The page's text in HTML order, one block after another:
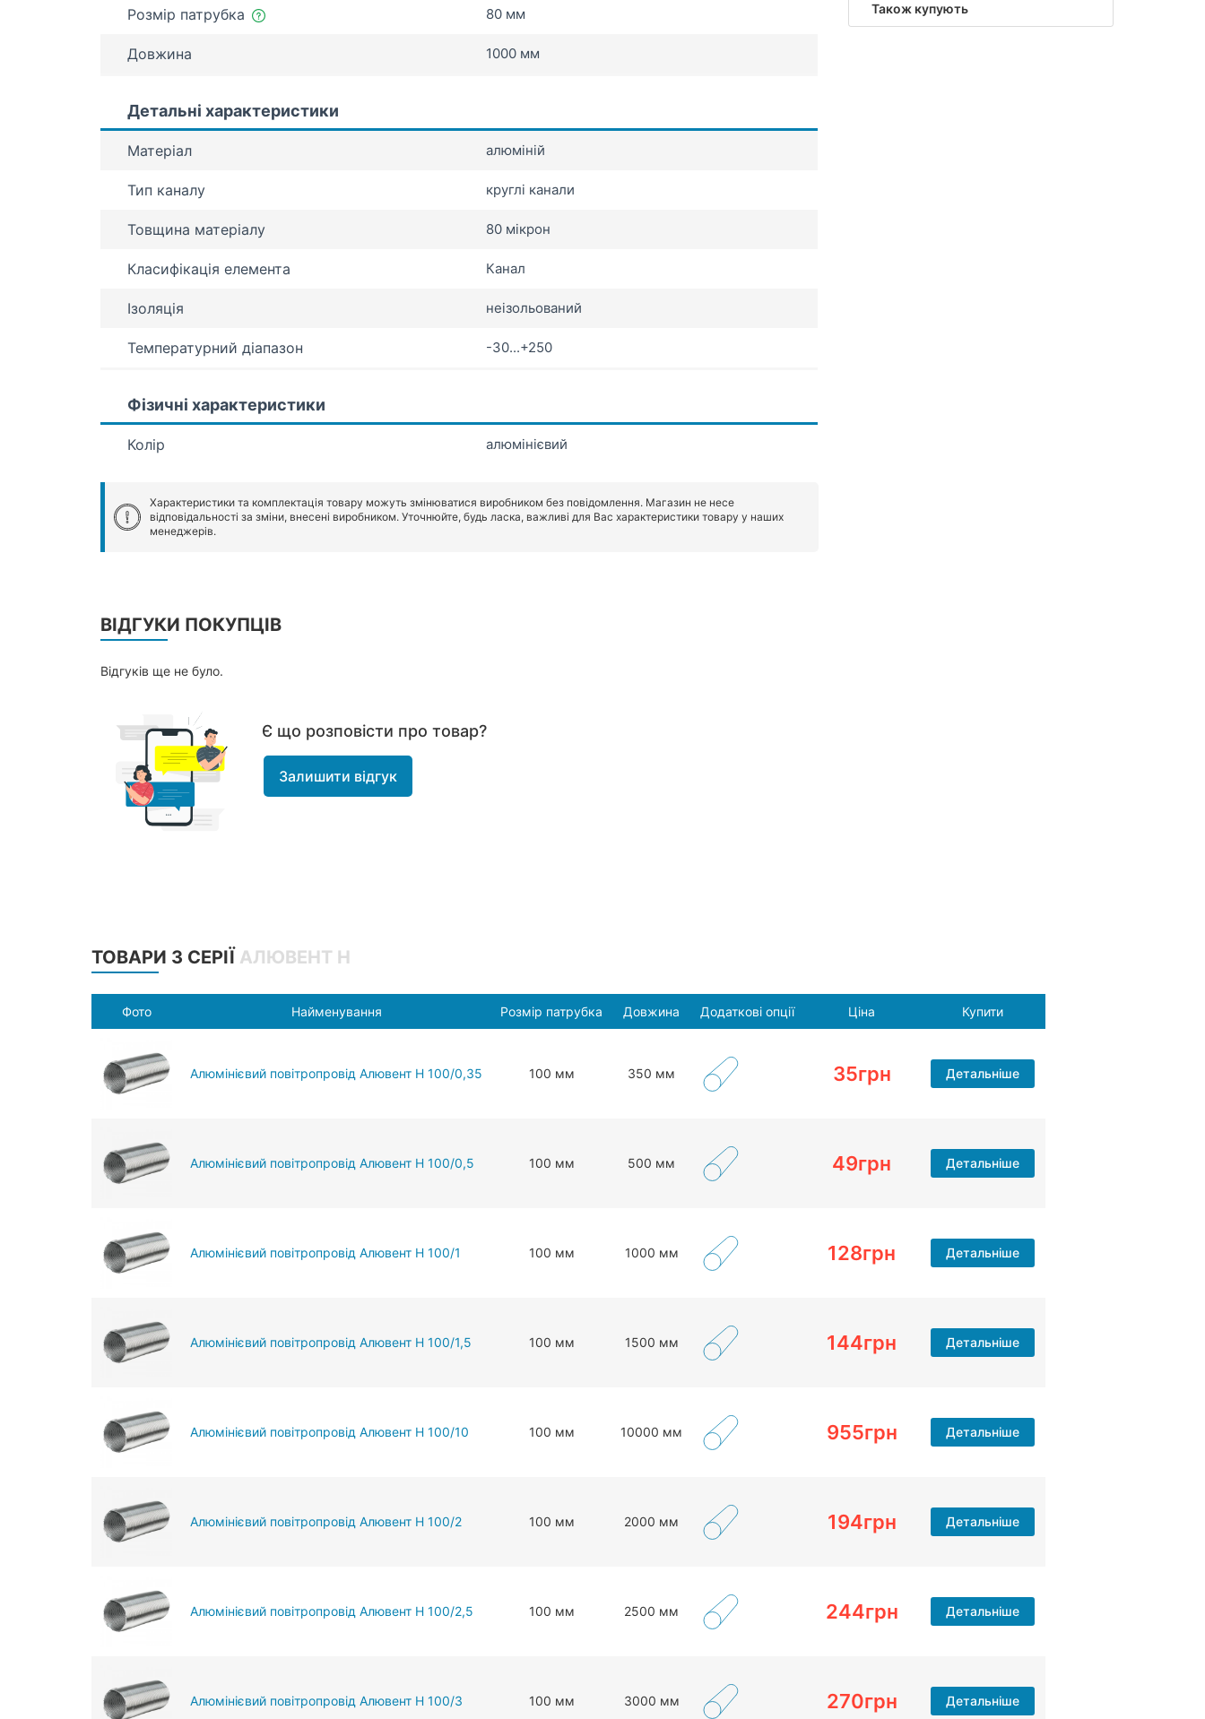
Також купують
Розмір патрубка 80 мм
Довжина 1000 мм
Детальні характеристики
Матеріал алюміній
Тип каналу круглі канали
Товщина матеріалу 80 мікрон
Класифікація елемента Канал
Ізоляція неізольований
Температурний діапазон -30...+250
Фізичні характеристики
Колір алюмінієвий
Характеристики та комплектація товару можуть змінюватися виробником без повідомлення. Магазин не несе
відповідальності за зміни, внесені виробником. Уточнюйте, будь ласка, важливі для Вас характеристики товару у наших
менеджерів.
ВІДГУКИ ПОКУПЦІВ
Відгуків ще не було.
Є що розповісти про товар?
Залишити відгук
ТОВАРИ З СЕРІЇ АЛЮВЕНТ Н
Фото Найменування Розмір патрубка Довжина Додаткові опції Ціна Купити
Алюмінієвий повітропровід Алювент Н 100/0,35 100 мм 350 мм 35грн Детальніше
Алюмінієвий повітропровід Алювент Н 100/0,5 100 мм 500 мм 49грн Детальніше
Алюмінієвий повітропровід Алювент Н 100/1 100 мм 1000 мм 128грн Детальніше
Алюмінієвий повітропровід Алювент Н 100/1,5 100 мм 1500 мм 144грн Детальніше
Алюмінієвий повітропровід Алювент Н 100/10 100 мм 10000 мм 955грн Детальніше
Алюмінієвий повітропровід Алювент Н 100/2 100 мм 2000 мм 194грн Детальніше
Алюмінієвий повітропровід Алювент Н 100/2,5 100 мм 2500 мм 244грн Детальніше
Алюмінієвий повітропровід Алювент Н 100/3 100 мм 3000 мм 270грн Детальніше